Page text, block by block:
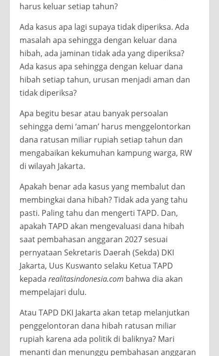
harus keluar setiap tahun?
Ada kasus apa lagi supaya tidak diperiksa. Ada
masalah apa sehingga dengan keluar dana
hibah, ada jaminan tidak ada yang diperiksa?
Ada kasus apa sehingga dengan keluar dana
hibah setiap tahun, urusan menjadi aman dan
tidak diperiksa?
Apa begitu besar atau banyak persoalan
sehingga demi ‘aman’ harus menggelontorkan
dana ratusan miliar rupiah setiap tahun dan
mengabaikan kekumuhan kampung warga, RW
di wilayah Jakarta.
Apakah benar ada kasus yang membalut dan
membingkai dana hibah? Tidak ada yang tahu
pasti. Paling tahu dan mengerti TAPD. Dan,
apakah TAPD akan mengevaluasi dana hibah
saat pembahasan anggaran 2027 sesuai
pernyataan Sekretaris Daerah (Sekda) DKI
Jakarta, Uus Kuswanto selaku Ketua TAPD
kepada realitasindonesia.com bahwa dia akan
mempelajari dulu.
Atau TAPD DKI Jakarta akan tetap melanjutkan
penggelontoran dana hibah ratusan miliar
rupiah karena ada politik di baliknya? Mari
menanti dan menunggu pembahasan anggaran